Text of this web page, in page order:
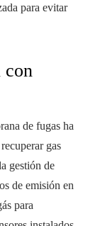
para evitar
con
de fugas ha
gas
gestión de
de emisión en
para